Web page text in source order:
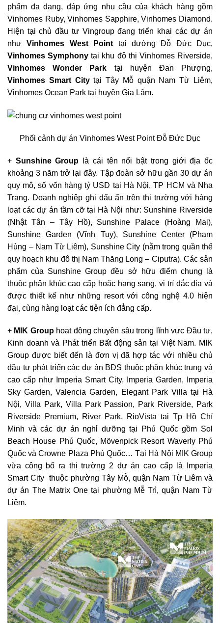
phẩm đa dạng, đáp ứng nhu cầu của khách hàng gồm
Vinhomes Ruby, Vinhomes Sapphire, Vinhomes Diamond.
Hiện tại chủ đầu tư Vingroup đang triển khai các dự án
nhưVinhomes West Point
tại đường Đỗ Đức Dục,
Vinhomes Symphony tại khu đô thị Vinhomes Riverside,
Vinhomes Wonder Park tại huyện Đan Phượng,
Vinhomes Smart Citytại Tây Mỗ quận Nam Từ Liêm,
Vinhomes Ocean Park tại huyện Gia Lâm.
Phối cảnh dự án Vinhomes West Point Đỗ Đức Dục
+ Sunshine Group là cái tên nổi bật trong giới địa ốc
khoảng 3 năm trở lại đây. Tập đoàn sở hữu gần 30 dự án
quy mô, số vốn hàng tỷ USD tại Hà Nội, TP HCM và Nha
Trang. Doanh nghiệp ghi dấu ấn trên thị trường với hàng
loạt các dự án tầm cỡ tại Hà Nội như: Sunshine Riverside
(Nhật Tân – Tây Hồ), Sunshine Palace (Hoàng Mai),
Sunshine Garden (Vĩnh Tuy), Sunshine Center (Phạm
Hùng – Nam Từ Liêm), Sunshine City (nằm trong quần thể
quy hoạch khu đô thị Nam Thăng Long – Ciputra). Các sản
phẩm của Sunshine Group đều sở hữu điểm chung là
thuộc phân khúc cao cấp hoặc hạng sang, vị trí đắc địa và
được thiết kế như những resort với công nghệ 4.0 hiện
đại, cùng hàng loạt các tiện ích đẳng cấp.
+ MIK Grouphoạt động chuyên sâu trong lĩnh vực Đầu tư,
Kinh doanh và Phát triển Bất động sản tại Việt Nam. MIK
Group được biết đến là đơn vị đã hợp tác với nhiều chủ
đầu tư phát triển các dự án BĐS thuộc phân khúc trung và
cao cấp như Imperia Smart City, Imperia Garden, Imperia
Sky Garden, Valencia Garden, Elegant Park Villa tại Hà
Nội, Villa Park, Villa Park Passion, Park Riverside, Park
Riverside Premium, River Park, RioVista tại Tp Hồ Chí
Minh và các dự án nghỉ dưỡng tại Phú Quốc gồm Sol
Beach House Phú Quốc, Mövenpick Resort Waverly Phú
Quốc và Crowne Plaza Phú Quốc… Tại Hà Nội MIK Group
vừa công bố ra thị trường 2 dự án cao cấp là Imperia
Smart City thuộc phường Tây Mỗ, quận Nam Từ Liêm và
dự án The Matrix One tại phường Mễ Trì, quận Nam Từ
Liêm.